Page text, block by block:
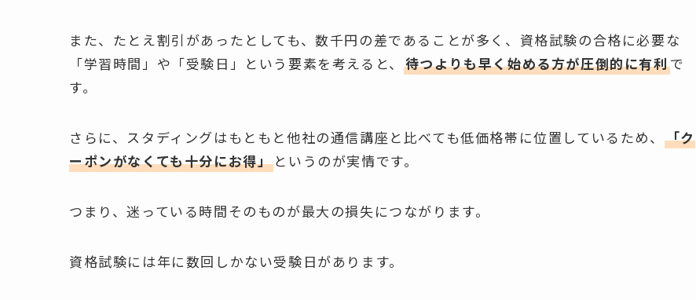
また、たとえ割引があったとしても、数千円の差であることが多く、資格試験の合格に必要な
「学習時間」や「受験日」という要素を考えると、 待つよりも早く始める方が圧倒的に有利で
す。
さらに、スタディングはもともと他社の通信講座と比べても低価格帯に位置しているため、 「ク
ーポンがなくても十分にお得」というのが実情です。
つまり、迷っている時間そのものが最大の損失につながります。
資格試験には年に数回しかない受験日があります。